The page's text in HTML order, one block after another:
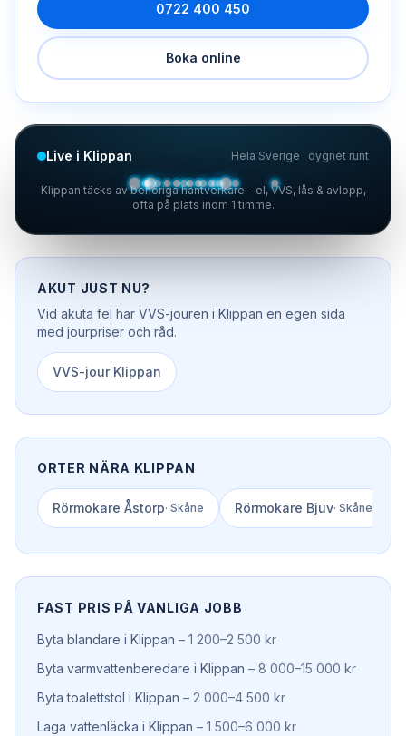
0722 400 450
Boka online
Live i Klippan Hela Sverige · dygnet runt
Klippan täcks av behöriga hantverkare – el, VVS, lås & avlopp,
ofta på plats inom 1 timme.
AKUT JUST NU?
Vid akuta fel har VVS-jouren i Klippan en egen sida
med jourpriser och råd.
VVS-jour Klippan
ORTER NÄRA KLIPPAN
Rörmokare Åstorp· Skåne Rörmokare Bjuv· Skåne
FAST PRIS PÅ VANLIGA JOBB
Byta blandare i Klippan – 1 200–2 500 kr
Byta varmvattenberedare i Klippan – 8 000–15 000 kr
Byta toalettstol i Klippan – 2 000–4 500 kr
Laga vattenläcka i Klippan – 1 500–6 000 kr